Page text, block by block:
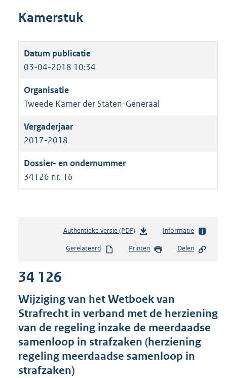
Kamerstuk
03-04-2018 10:34
Tweede Kamer der Staten-Generaal
2017-2018
34126 nr. 16
Authentieke versie (PDF)b
s
s
g
r
o
t
Informatie
Gerelateerd Printen Delen
34 126
Wijziging van het Wetboek van
Strafrecht in verband met de herziening
van de regeling inzake de meerdaadse
samenloop in strafzaken (herziening
regeling meerdaadse samenloop in
strafzaken)